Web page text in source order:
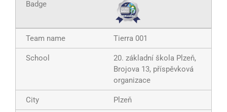
Tierra 001
20. základní škola Plzeň,
Brojova 13, příspěvková
organizace
Plzeň